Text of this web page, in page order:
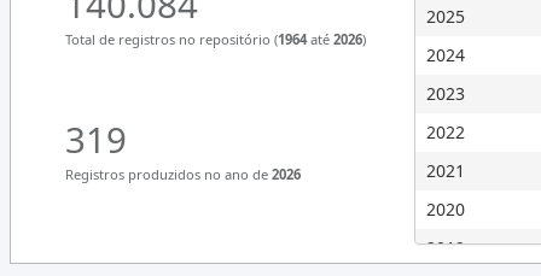
Total de registros no repositório (1964até 2026)
319
Registros produzidos no ano de 2026
2025
2024
2023
2022
2021
2020
2019